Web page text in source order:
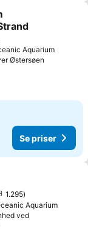
Aquarium
Østersøen
Se priser
1.295
Aquarium
ved